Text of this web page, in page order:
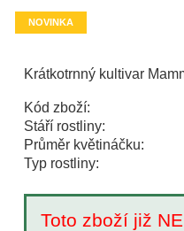
NOVINKA
Krátkotrnný kultivar
Kód zboží:
Stáří rostliny:
Průměr květináčku:
Typ rostliny:
Toto zboží již